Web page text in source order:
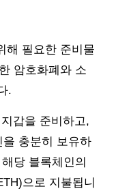
해 필요한 준비물
암호화폐와 소
.
갑을 준비하고,
충분히 보유하
당 블록체인의
으로 지불됩니